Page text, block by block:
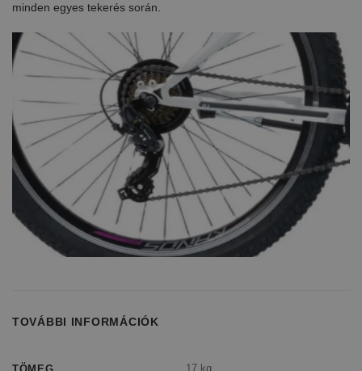
minden egyes tekerés során.
TOVÁBBI INFORMÁCIÓK
TÖMEG 17 kg